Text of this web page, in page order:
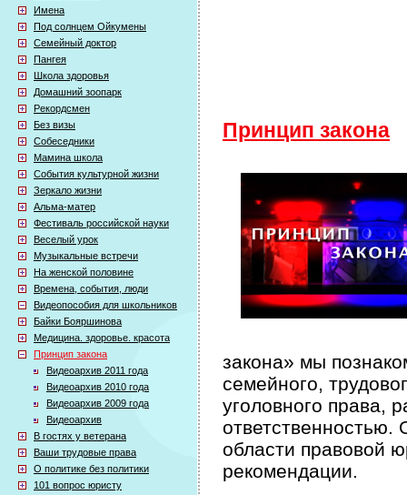
Имена
Под солнцем Ойкумены
Семейный доктор
Пангея
Школа здоровья
Домашний зоопарк
Рекордсмен
Без визы
Собеседники
Мамина школа
События культурной жизни
Зеркало жизни
Альма-матер
Фестиваль российской науки
Веселый урок
Музыкальные встречи
На женской половине
Времена, события, люди
Видеопособия для школьников
Байки Бояршинова
Медицина. здоровье. красота
Принцип закона
Видеоархив 2011 года
Видеоархив 2010 года
Видеоархив 2009 года
Видеоархив
В гостях у ветерана
Ваши трудовые права
О политике без политики
101 вопрос юристу
Принцип закона
закона» мы
семейного,
уголовного права,
ответственностью.
области правовой
рекомендации.